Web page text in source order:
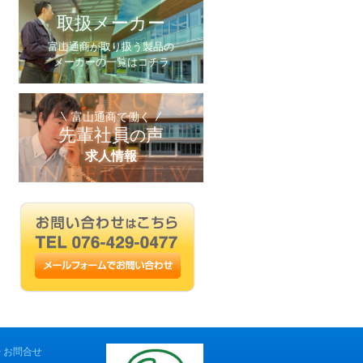
取扱メーカー
富山通商が取り扱う製品の
メーカーの一覧はコチラ
富山通商で働く
先輩社員の声
求人情報
お問合せ